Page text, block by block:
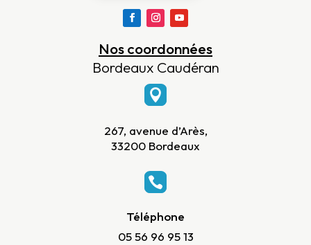
Nos coordonnées
Bordeaux Caudéran

267, avenue d’Arès,
33200 Bordeaux

Téléphone
05 56 96 95 13